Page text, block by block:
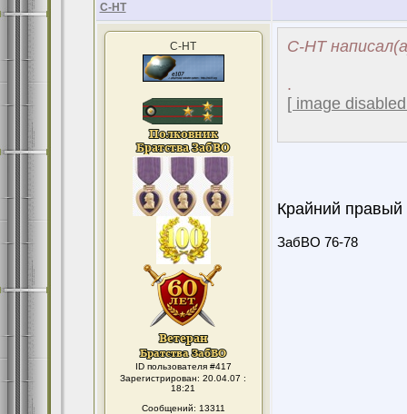
С-НТ
С-НТ
ID пользователя #417
Зарегистрирован: 20.04.07 :
18:21
Сообщений: 13311
С-НТ
.
[ image
Крайний
ЗабВО 76-78